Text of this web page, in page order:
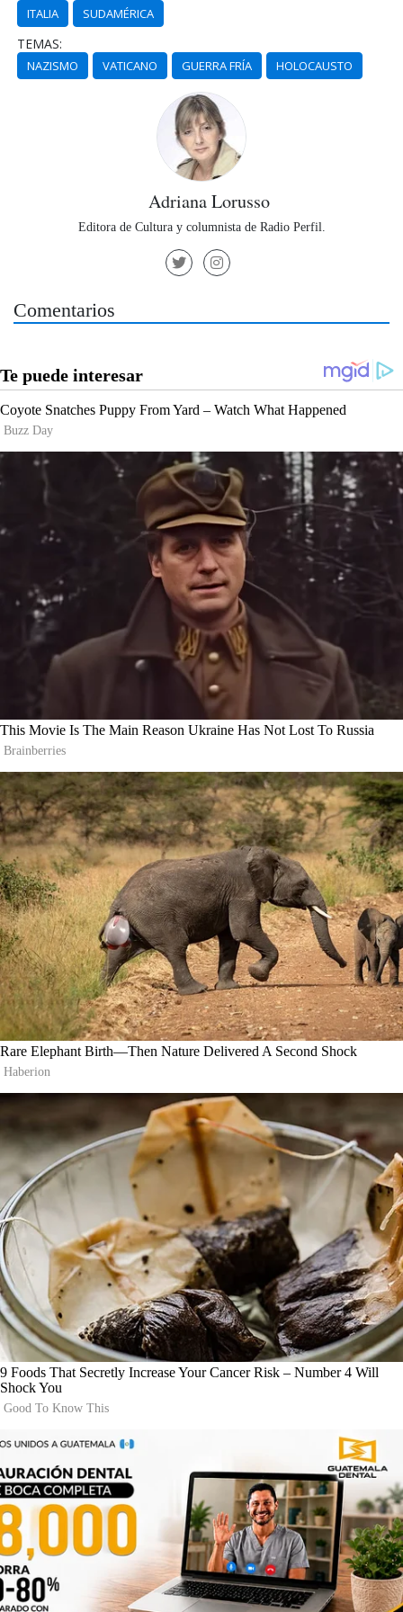
ITALIA SUDAMÉRICA
TEMAS:
NAZISMO VATICANO GUERRA FRÍA HOLOCAUSTO
Adriana Lorusso
Editora de Cultura y columnista de Radio Perfil.
Comentarios